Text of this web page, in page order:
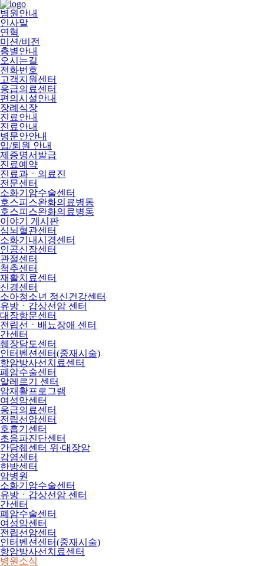
병원안내
인사말
연혁
미션/비전
층별안내
오시는길
전화번호
고객지원센터
응급의료센터
편의시설안내
장례식장
진료안내
진료안내
병문안안내
입/퇴원 안내
제증명서발급
진료예약
진료과ㆍ의료진
전문센터
소화기암수술센터
호스피스완화의료병동
호스피스완화의료병동
이야기 게시판
심뇌혈관센터
소화기내시경센터
인공신장센터
관절센터
척추센터
재활치료센터
신경센터
소아청소년 정신건강센터
유방ㆍ갑상선암 센터
대장항문센터
전립선ㆍ배뇨장애 센터
간센터
췌장담도센터
인터벤션센터(중재시술)
항암방사선치료센터
폐암수술센터
알레르기 센터
암재활프로그램
여성암센터
응급의료센터
전립선암센터
호흡기센터
초음파진단센터
간담췌센터 위·대장암
감염센터
한방센터
암병원
소화기암수술센터
유방ㆍ갑상선암 센터
간센터
폐암수술센터
여성암센터
전립선암센터
인터벤션센터(중재시술)
항암방사선치료센터
병원소식